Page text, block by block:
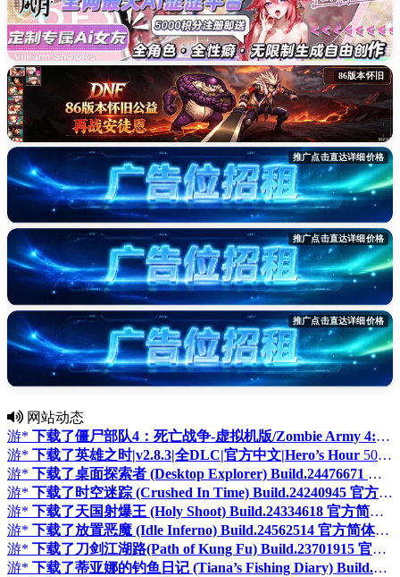
86版本怀旧
推广点击直达详细价格
推广点击直达详细价格
推广点击直达详细价格
网站动态
游* 下载了僵尸部队4：死亡战争-虚拟机版/Zombie Army 4: Dead War HYPERVISOR
游* 下载了英雄之时|v2.8.3|全DLC|官方中文|Hero’s Hour 50 分前
游* 下载了桌面探索者 (Desktop Explorer) Build.24476671 官方简体中文下载 – 支持键鼠免安装 | 1.25GB
游* 下载了时空迷踪 (Crushed In Time) Build.24240945 官方简体中文下载 – 支持手柄免安装 | 4.93GB
游* 下载了天国射爆王 (Holy Shoot) Build.24334618 官方简体中文下载 – 支持手柄免安装 | 4.32GB
游* 下载了放置恶魔 (Idle Inferno) Build.24562514 官方简体中文下载 – 支持键鼠免安装 | 246.68MB
游* 下载了刀剑江湖路(Path of Kung Fu) Build.23701915 官方简体中文下载 – 支持手柄免安装 | 13.8GB
游* 下载了蒂亚娜的钓鱼日记 (Tiana’s Fishing Diary) Build.24620191 官方简体中文下载 – 支持键鼠免安装 | 723.12MB